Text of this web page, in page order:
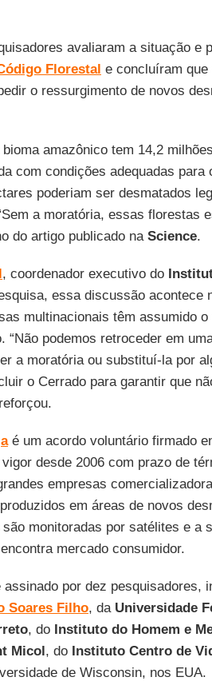
avaliaram a situação e
Florestal e concluíram
o ressurgimento de novos
amazônico tem 14,2
com condições adequadas para
poderiam ser desmatados
a moratória, essas florestas
do artigo publicado na Science.
, coordenador executivo do
essa discussão acontece
multinacionais têm assumido
“Não podemos retroceder em
a moratória ou substituí-la por
o Cerrado para garantir que
é um acordo voluntário firmado
desde 2006 com prazo de
empresas
em áreas de novos
monitoradas por satélites e a
mercado consumidor.
por dez pesquisadores,
Soares Filho, da Universidade
, do Instituto do Homem e
Micol, do Instituto Centro de
de Wisconsin, nos EUA.